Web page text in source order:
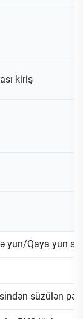
kiriş
yun/Qaya yun
süzülən